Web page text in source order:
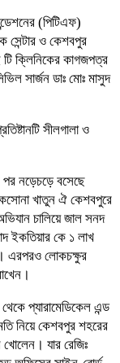
(পিটিএফ)
সেন্টার ও কেশবপুর
টি ক্লিনিকের কাগজপত্র
সার্জন ডাঃ মোঃ মাসুদ
সীলগালা ও
পর নড়েচড়ে বসেছে
খাতুন ঐ কেশবপুরে
চালিয়ে জাল সনদ
ইকতিয়ার কে ১ লাখ
এরপরও লোকচক্ষুর
প্যারামেডিকেল এন্ড
নিয়ে কেশবপুর শহরের
খোলেন। যার রেজিঃ